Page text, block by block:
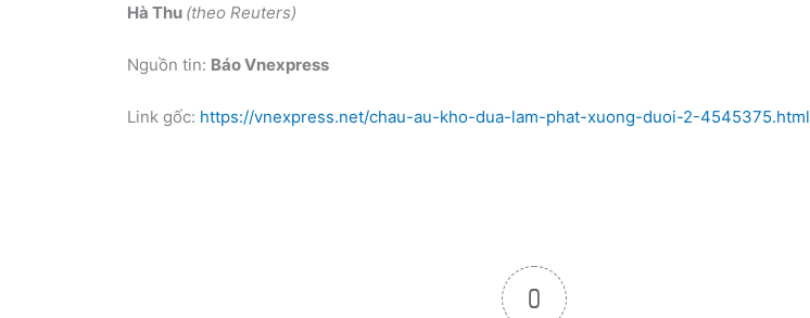
Hà Thu (theo Reuters)
Nguồn tin: Báo Vnexpress
Link gốc: https://vnexpress.net/chau-au-kho-dua-lam-phat-xuong-duoi-2-4545375.html
0